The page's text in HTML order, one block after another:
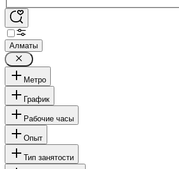
Алматы
Метро
График
Рабочие часы
Опыт
Тип занятости